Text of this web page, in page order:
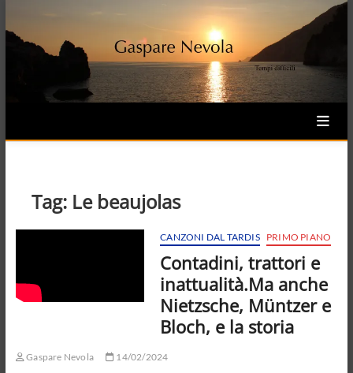
content
Tag: Le beaujolas
CANZONI DAL TARDIS PRIMO PIANO
Contadini, trattori e
inattualità.Ma anche
Nietzsche, Müntzer e
Bloch, e la storia
Gaspare Nevola
14/02/2024